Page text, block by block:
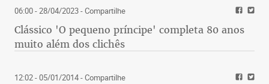
06:00 - 28/04/2023- Compartilhe
Clássico 'O pequeno príncipe' completa 80 anos
muito além dos clichês
12:02 - 05/01/2014- Compartilhe